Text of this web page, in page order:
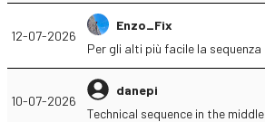
12-07-2026
Enzo_Fix
Per gli alti più facile la sequenza
10-07-2026
danepi
Technical sequence in the middle